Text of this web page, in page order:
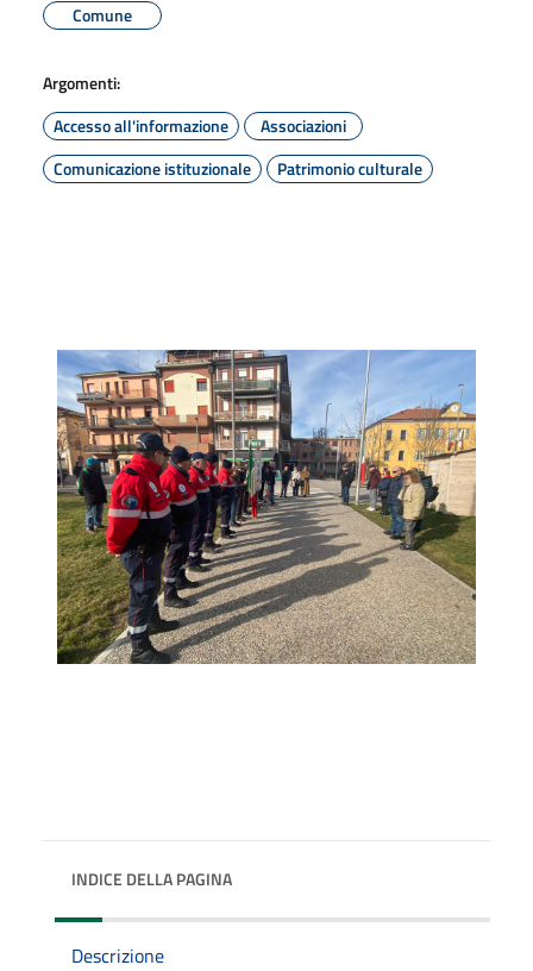
Comune
Argomenti:
Accesso all'informazione
Associazioni
Comunicazione istituzionale
Patrimonio culturale
INDICE DELLA PAGINA
Descrizione